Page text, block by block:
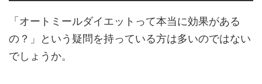
「オートミールダイエットって本当に効果がある
の？」という疑問を持っている方は多いのではない
でしょうか。